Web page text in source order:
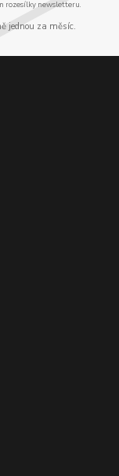
rozesílky newsletteru.
jednou za měsíc.